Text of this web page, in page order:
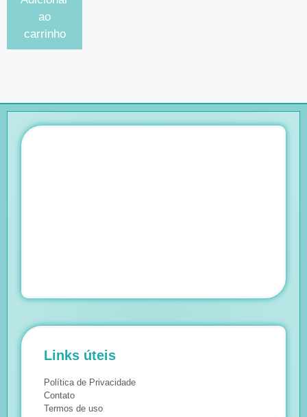
ao
carrinho
Links úteis
Política de Privacidade
Contato
Termos de uso